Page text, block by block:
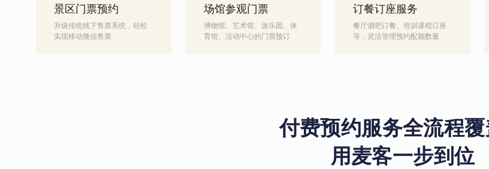
景区门票预约
升级传统线下售票系统，轻松
实现移动微信售票
场馆参观门票
博物馆、艺术馆、游乐园、体
育馆、活动中心的门票预订
订餐订座服务
餐厅酒吧订餐、培训课程订座
等，灵活管理预约配额数量
付费预约服务全流程覆
用麦客一步到位